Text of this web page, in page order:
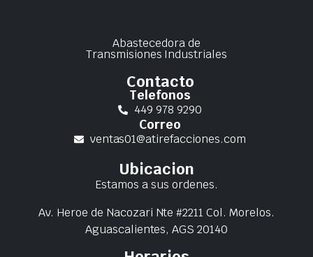
Abastecedora de
Transmisiones Industriales
Contacto
Telefonos
449 978 9290
Correo
ventas01@atirefacciones.com
Ubicacion
Estamos a sus ordenes.
Av. Heroe de Nacozari Nte #2211 Col. Morelos.
Aguascalientes, AGS 20140